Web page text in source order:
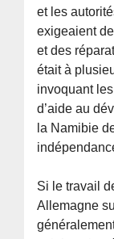
et les
exigeaient
et des
était à
invoquant
d’aide au
la Namibie
Si le travail
Allemagne